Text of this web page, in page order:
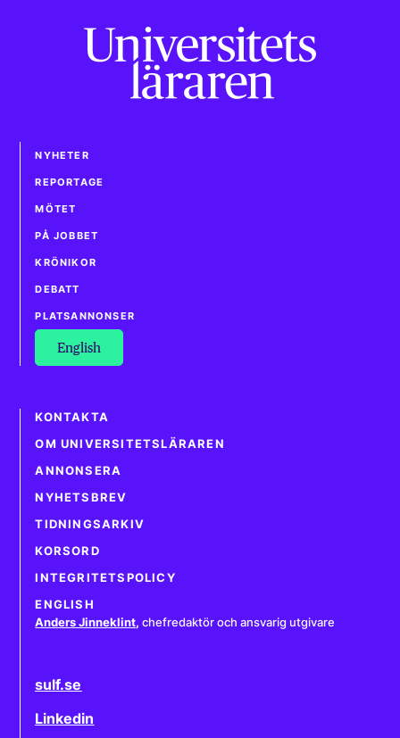
NYHETER
REPORTAGE
MÖTET
PÅ JOBBET
KRÖNIKOR
DEBATT
PLATSANNONSER
English
KONTAKTA
OM UNIVERSITETSLÄRAREN
ANNONSERA
NYHETSBREV
TIDNINGSARKIV
KORSORD
INTEGRITETSPOLICY
ENGLISH
Anders Jinneklint, chefredaktör och ansvarig utgivare
sulf.se
Linkedin